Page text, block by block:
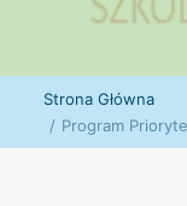
Kontakt
Wyszukiwanie
Strona Główna
Program